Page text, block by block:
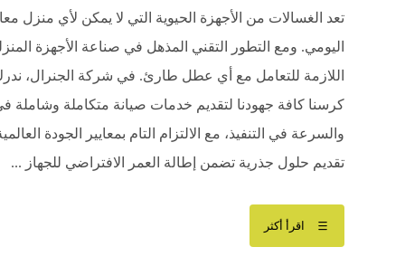
تعد الغسالات من الأجهزة الحيوية التي لا يمكن لأي منزل
اليومي. ومع التطور التقني المذهل في صناعة الأجهزة
اللازمة للتعامل مع أي عطل طارئ. في شركة الجنرال،
كرسنا كافة جهودنا لتقديم خدمات صيانة متكاملة وشاملة
والسرعة في التنفيذ، مع الالتزام التام بمعايير الجودة
تقديم حلول جذرية تضمن إطالة العمر الافتراضي للجهاز ...
اقرأ أكثر